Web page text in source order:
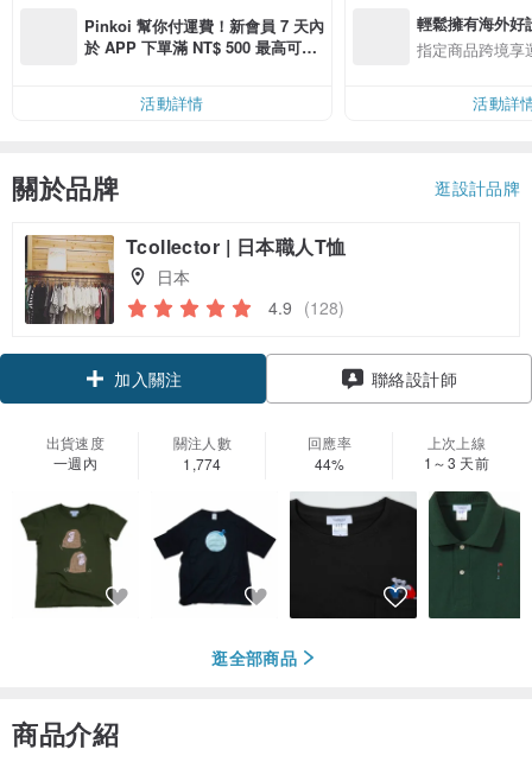
Pinkoi 幫你付運費！新會員 7 天內
於 APP 下單滿 NT$ 500 最高可折
活動詳情
輕鬆擁有海外好
指定商品跨境享
活動詳
關於品牌 逛設計品牌
Tcollector | 日本職人T恤
日本
4.9 (128)
加入關注 聯絡設計師
出貨速度
一週內
關注人數
1,774
回應率
44%
上次上線
1～3 天前
逛全部商品
商品介紹